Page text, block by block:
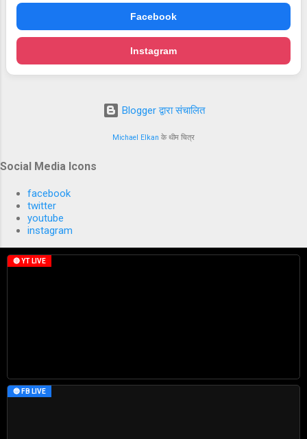
Facebook
Instagram
Blogger द्वारा संचालित
Michael Elkan के थीम चित्र
Social Media Icons
facebook
twitter
youtube
instagram
🔴 YT LIVE
🔵 FB LIVE